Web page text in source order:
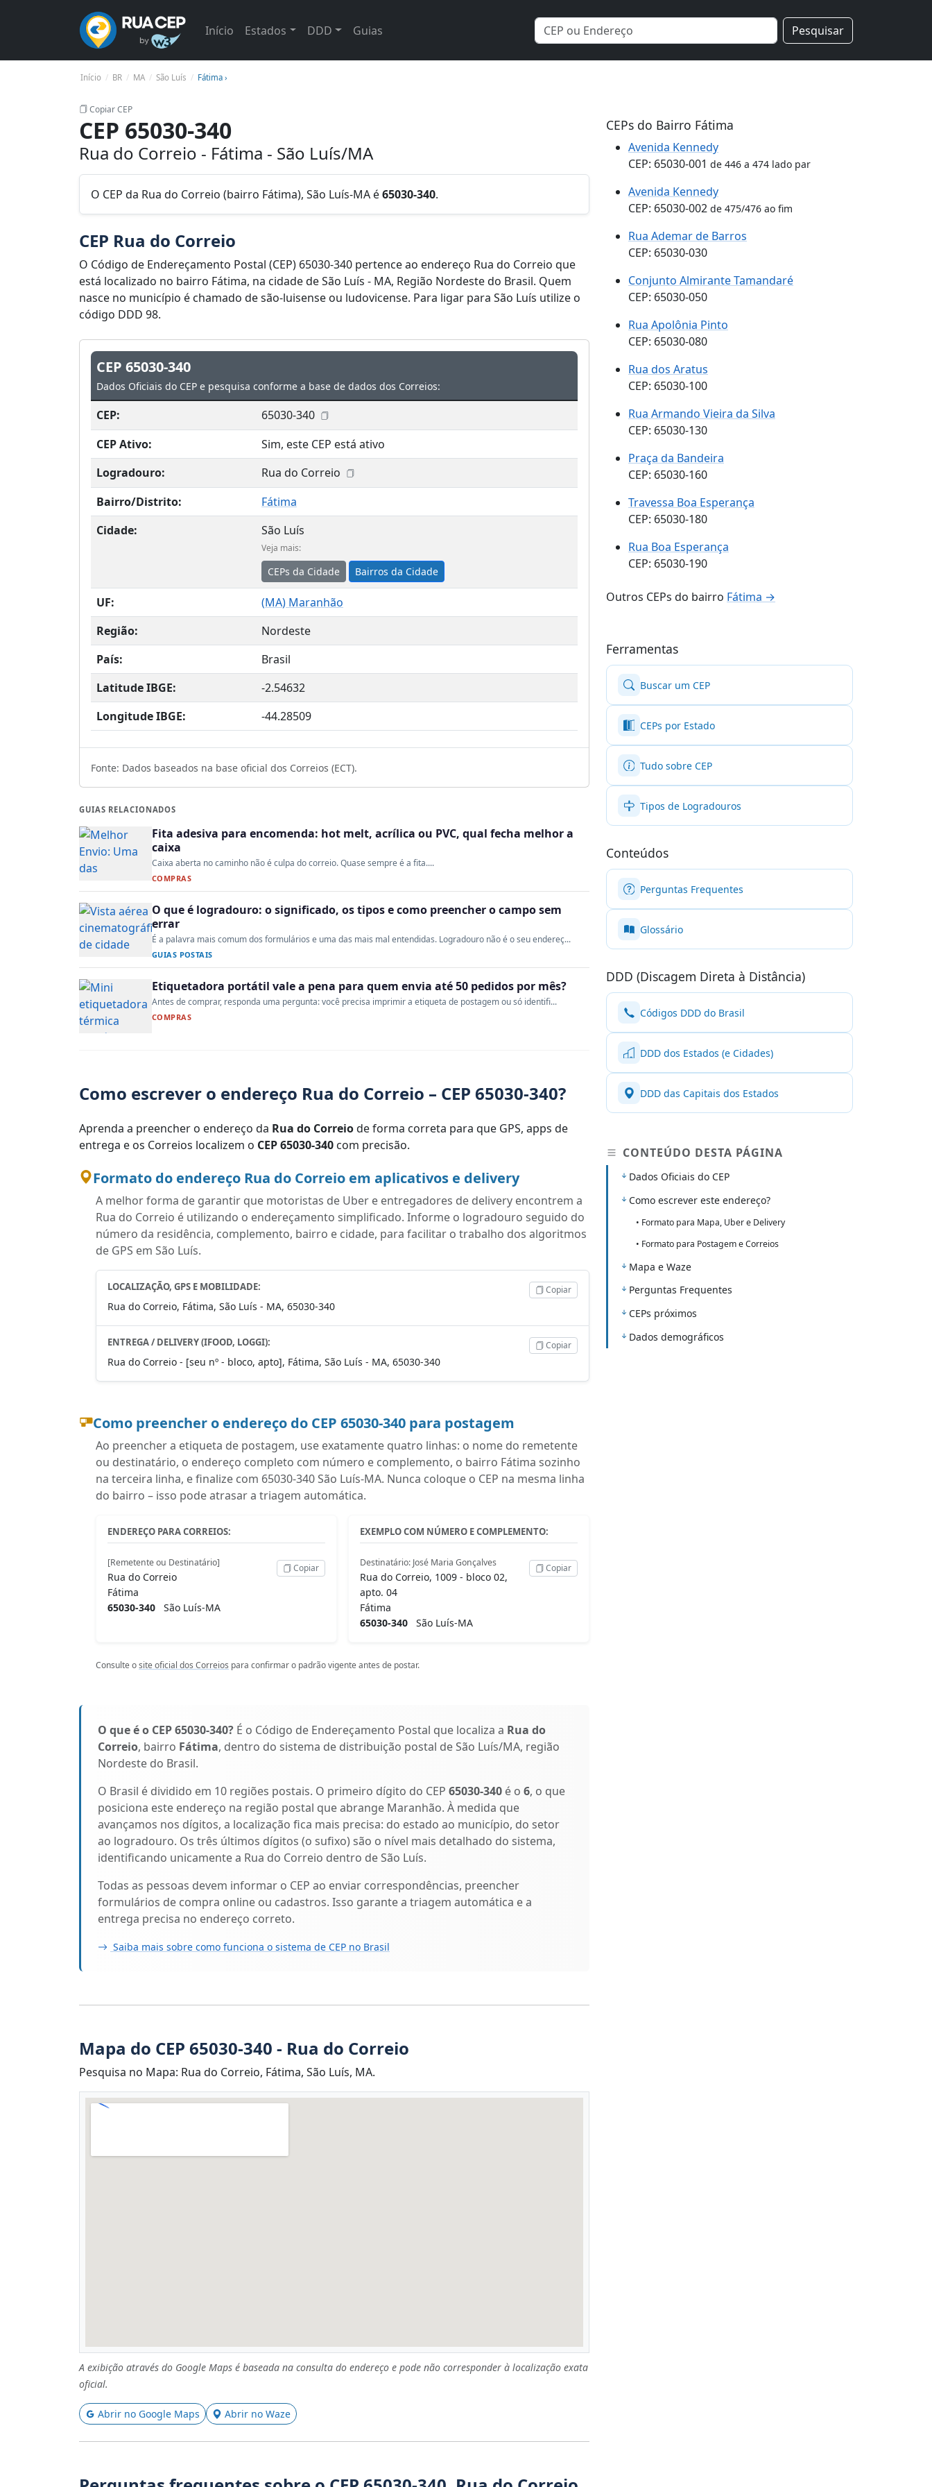
Início Estados DDD Guias Pesquisar
Início BR MA São Luís Fátima ›
Copiar CEP
CEP 65030-340
Rua do Correio - Fátima - São Luís/MA
O CEP da Rua do Correio (bairro Fátima), São Luís-MA é65030-340.
CEP Rua do Correio
O Código de Endereçamento Postal (CEP) 65030-340 pertence ao endereço Rua do Correio que
está localizado no bairro Fátima, na cidade de São Luís - MA, Região Nordeste do Brasil. Quem
nasce no município é chamado de são-luisense ou ludovicense. Para ligar para São Luís utilize o
código DDD 98.
CEP 65030-340
Dados Oficiais do CEP e pesquisa conforme a base de dados dos Correios:
CEP:
65030-340
CEP Ativo:
Sim, este CEP está ativo
Logradouro:
Rua do Correio
Bairro/Distrito:
Fátima
Cidade:
São Luís
Veja mais:
CEPs da Cidade Bairros da Cidade
UF: (MA) Maranhão
Região:
Nordeste
País:
Brasil
Latitude IBGE:
-2.54632
Longitude IBGE:
-44.28509
Fonte: Dados baseados na base oficial dos Correios (ECT).
GUIAS RELACIONADOS
Fita adesiva para encomenda: hot melt, acrílica ou PVC, qual fecha melhor a
caixa
Caixa aberta no caminho não é culpa do correio. Quase sempre é a fita....
COMPRAS
O que é logradouro: o significado, os tipos e como preencher o campo sem
errar
É a palavra mais comum dos formulários e uma das mais mal entendidas. Logradouro não é o seu endereç...
GUIAS POSTAIS
Etiquetadora portátil vale a pena para quem envia até 50 pedidos por mês?
Antes de comprar, responda uma pergunta: você precisa imprimir a etiqueta de postagem ou só identifi...
COMPRAS
Como escrever o endereço Rua do Correio – CEP 65030-340?
Aprenda a preencher o endereço da Rua do Correiode forma correta para que GPS, apps de
entrega e os Correios localizem o CEP 65030-340 com precisão.
Formato do endereço Rua do Correio em aplicativos e delivery
A melhor forma de garantir que motoristas de Uber e entregadores de delivery encontrem a
Rua do Correio é utilizando o endereçamento simplificado. Informe o logradouro seguido do
número da residência, complemento, bairro e cidade, para facilitar o trabalho dos algoritmos
de GPS em São Luís.
LOCALIZAÇÃO, GPS E MOBILIDADE:
Rua do Correio, Fátima, São Luís - MA, 65030-340
Copiar
ENTREGA / DELIVERY (IFOOD, LOGGI):
Rua do Correio - [seu nº - bloco, apto], Fátima, São Luís - MA, 65030-340
Copiar
Como preencher o endereço do CEP 65030-340 para postagem
Ao preencher a etiqueta de postagem, use exatamente quatro linhas: o nome do remetente
ou destinatário, o endereço completo com número e complemento, o bairro Fátima sozinho
na terceira linha, e finalize com 65030-340 São Luís-MA. Nunca coloque o CEP na mesma linha
do bairro – isso pode atrasar a triagem automática.
ENDEREÇO PARA CORREIOS:
[Remetente ou Destinatário]
Rua do Correio
Fátima
65030-340 São Luís-MA
Copiar
EXEMPLO COM NÚMERO E COMPLEMENTO:
Destinatário: José Maria Gonçalves
Rua do Correio, 1009 - bloco 02,
apto. 04
Fátima
65030-340 São Luís-MA
Copiar
Consulte osite oficial dos Correios para confirmar o padrão vigente antes de postar.
O que é o CEP 65030-340? É o Código de Endereçamento Postal que localiza a Rua do
Correio, bairro Fátima, dentro do sistema de distribuição postal de São Luís/MA, região
Nordeste do Brasil.
O Brasil é dividido em 10 regiões postais. O primeiro dígito do CEP 65030-340 é o 6, o que
posiciona este endereço na região postal que abrange Maranhão. À medida que
avançamos nos dígitos, a localização fica mais precisa: do estado ao município, do setor
ao logradouro. Os três últimos dígitos (o sufixo) são o nível mais detalhado do sistema,
identificando unicamente a Rua do Correio dentro de São Luís.
Todas as pessoas devem informar o CEP ao enviar correspondências, preencher
formulários de compra online ou cadastros. Isso garante a triagem automática e a
entrega precisa no endereço correto.
Saiba mais sobre como funciona o sistema de CEP no Brasil
Mapa do CEP 65030-340 - Rua do Correio
Pesquisa no Mapa: Rua do Correio, Fátima, São Luís, MA.
A exibição através do Google Maps é baseada na consulta do endereço e pode não corresponder à localização exata
oficial.
Abrir no Google Maps Abrir no Waze
CEPs do Bairro Fátima
Avenida Kennedy
CEP: 65030-001 de 446 a 474 lado par
Avenida Kennedy
CEP: 65030-002 de 475/476 ao fim
Rua Ademar de Barros
CEP: 65030-030
Conjunto Almirante Tamandaré
CEP: 65030-050
Rua Apolônia Pinto
CEP: 65030-080
Rua dos Aratus
CEP: 65030-100
Rua Armando Vieira da Silva
CEP: 65030-130
Praça da Bandeira
CEP: 65030-160
Travessa Boa Esperança
CEP: 65030-180
Rua Boa Esperança
CEP: 65030-190
Outros CEPs do bairro Fátima →
Ferramentas
Buscar um CEP
CEPs por Estado
Tudo sobre CEP
Tipos de Logradouros
Conteúdos
Perguntas Frequentes
Glossário
DDD (Discagem Direta à Distância)
Códigos DDD do Brasil
DDD dos Estados (e Cidades)
DDD das Capitais dos Estados
CONTEÚDO DESTA PÁGINA
Dados Oficiais do CEP
Como escrever este endereço?
• Formato para Mapa, Uber e Delivery
• Formato para Postagem e Correios
Mapa e Waze
Perguntas Frequentes
CEPs próximos
Dados demográficos